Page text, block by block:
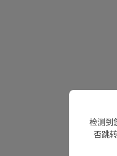
检测到
否跳